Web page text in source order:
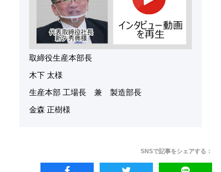
取締役生産本部長
木下 太様
生産本部 工場長 兼 製造部長
金森 正樹様
SNSで記事をシェアする：